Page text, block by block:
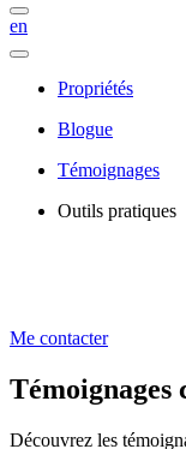
en
Propriétés
Blogue
Témoignages
Outils pratiques
Me contacter
Témoignages
Découvrez les